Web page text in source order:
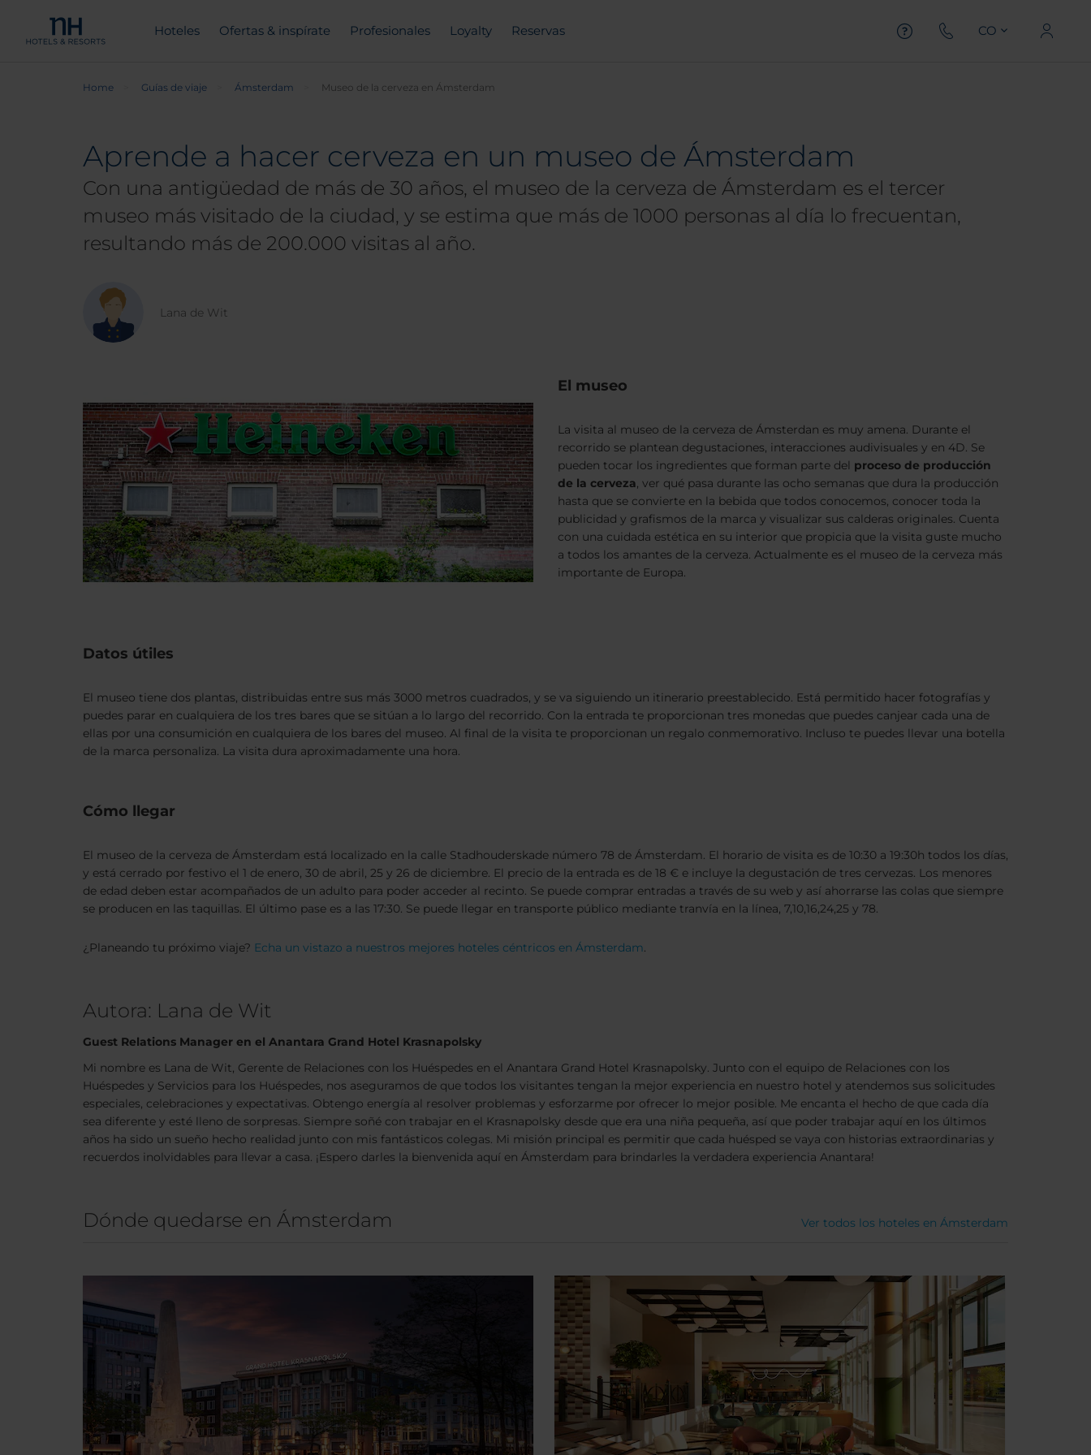
Hoteles Ofertas & inspírate Profesionales Loyalty Reservas CO
Home Guías de viaje Ámsterdam Museo de la cerveza en Ámsterdam
Aprende a hacer cerveza en un museo de Ámsterdam
Con una antigüedad de más de 30 años, el museo de la cerveza de Ámsterdam es el tercer
museo más visitado de la ciudad, y se estima que más de 1000 personas al día lo frecuentan,
resultando más de 200.000 visitas al año.
Lana de Wit
El museo
La visita al museo de la cerveza de Ámsterdan es muy amena. Durante el
recorrido se plantean degustaciones, interacciones audivisuales y en 4D. Se
pueden tocar los ingredientes que forman parte del proceso de producción
de la cerveza, ver qué pasa durante las ocho semanas que dura la producción
hasta que se convierte en la bebida que todos conocemos, conocer toda la
publicidad y grafismos de la marca y visualizar sus calderas originales. Cuenta
con una cuidada estética en su interior que propicia que la visita guste mucho
a todos los amantes de la cerveza. Actualmente es el museo de la cerveza más
importante de Europa.
Datos útiles
El museo tiene dos plantas, distribuidas entre sus más 3000 metros cuadrados, y se va siguiendo un itinerario preestablecido. Está permitido hacer fotografías y
puedes parar en cualquiera de los tres bares que se sitúan a lo largo del recorrido. Con la entrada te proporcionan tres monedas que puedes canjear cada una de
ellas por una consumición en cualquiera de los bares del museo. Al final de la visita te proporcionan un regalo conmemorativo. Incluso te puedes llevar una botella
de la marca personaliza. La visita dura aproximadamente una hora.
Cómo llegar
El museo de la cerveza de Ámsterdam está localizado en la calle Stadhouderskade número 78 de Ámsterdam. El horario de visita es de 10:30 a 19:30h todos los días,
y está cerrado por festivo el 1 de enero, 30 de abril, 25 y 26 de diciembre. El precio de la entrada es de 18 € e incluye la degustación de tres cervezas. Los menores
de edad deben estar acompañados de un adulto para poder acceder al recinto. Se puede comprar entradas a través de su web y así ahorrarse las colas que siempre
se producen en las taquillas. El último pase es a las 17:30. Se puede llegar en transporte público mediante tranvía en la línea, 7,10,16,24,25 y 78.
¿Planeando tu próximo viaje? Echa un vistazo a nuestros mejores hoteles céntricos en Ámsterdam.
Autora: Lana de Wit
Guest Relations Manager en el Anantara Grand Hotel Krasnapolsky
Mi nombre es Lana de Wit, Gerente de Relaciones con los Huéspedes en el Anantara Grand Hotel Krasnapolsky. Junto con el equipo de Relaciones con los
Huéspedes y Servicios para los Huéspedes, nos aseguramos de que todos los visitantes tengan la mejor experiencia en nuestro hotel y atendemos sus solicitudes
especiales, celebraciones y expectativas. Obtengo energía al resolver problemas y esforzarme por ofrecer lo mejor posible. Me encanta el hecho de que cada día
sea diferente y esté lleno de sorpresas. Siempre soñé con trabajar en el Krasnapolsky desde que era una niña pequeña, así que poder trabajar aquí en los últimos
años ha sido un sueño hecho realidad junto con mis fantásticos colegas. Mi misión principal es permitir que cada huésped se vaya con historias extraordinarias y
recuerdos inolvidables para llevar a casa. ¡Espero darles la bienvenida aquí en Ámsterdam para brindarles la verdadera experiencia Anantara!
Dónde quedarse en Ámsterdam Ver todos los hoteles en Ámsterdam